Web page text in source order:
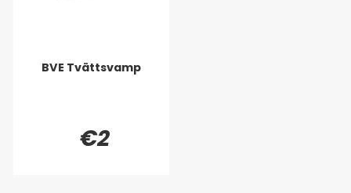
BVE Tvättsvamp
€2